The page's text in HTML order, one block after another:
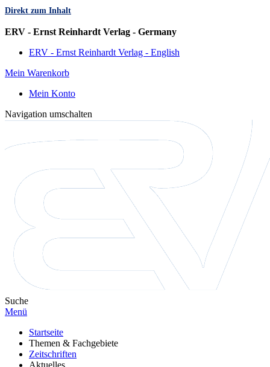
Direkt zum Inhalt
ERV - Ernst Reinhardt Verlag - Germany
ERV - Ernst Reinhardt Verlag - English
Mein Warenkorb
Mein Konto
Navigation umschalten
Suche
Menü
Startseite
Themen & Fachgebiete
Zeitschriften
Aktuelles